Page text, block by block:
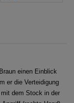
einen Einblick
er die Verteidigung
dem Stock in der